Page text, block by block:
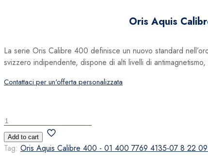
Oris Aquis
La serie Oris Calibre 400 definisce un nuovo standard
svizzero indipendente, dispone di alti livelli di
Contattaci per un'offerta personalizzata
Oris
Aquis
Calibre
400
Add to cart
Tag: Oris Aquis Calibre 400 - 01 400 7769 4135-07 8 22